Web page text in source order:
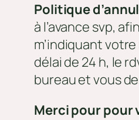
Politique
à l’avance svp,
m’indiquant
délai de 24 h, le
bureau et vous
Merci pour